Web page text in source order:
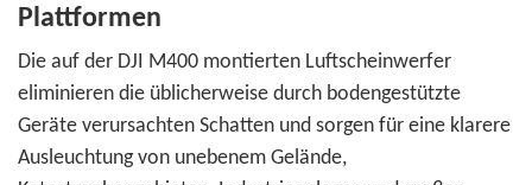
Plattformen
Die auf der DJI M400 montierten Luftscheinwerfer
eliminieren die üblicherweise durch bodengestützte
Geräte verursachten Schatten und sorgen für eine klarere
Ausleuchtung von unebenem Gelände,